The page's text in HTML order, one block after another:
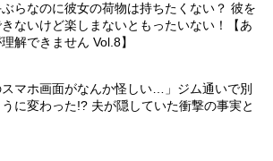
らなのに彼女の荷物は持ちたくない？ 彼を
ないけど楽しまないともったいない！【あ
解できません Vol.8】
スマホ画面がなんか怪しい…」ジム通いで別
うに変わった!? 夫が隠していた衝撃の事実と